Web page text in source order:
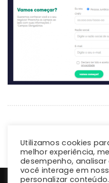
Utilizamos cookies
melhor experiência,
desempenho,
você interage em
personalizar